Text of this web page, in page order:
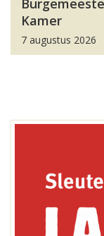
Kamer
7 augustus 2026